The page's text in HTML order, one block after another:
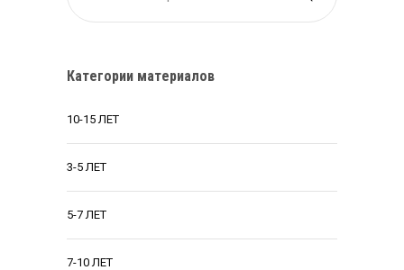
Категории материалов
10-15 ЛЕТ
3-5 ЛЕТ
5-7 ЛЕТ
7-10 ЛЕТ